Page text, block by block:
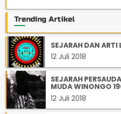
Trending Artikel
SEJARAH DAN
12 Juli 2018
SEJARAH
MUDA WINONGO
12 Juli 2018